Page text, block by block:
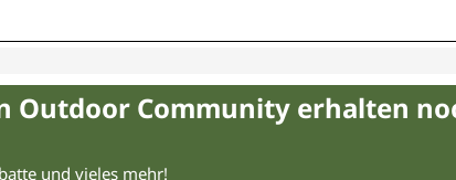
Outdoor Community erhalten
und vieles mehr!